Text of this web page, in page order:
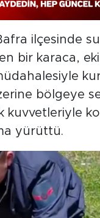
ilçesinde
bir karaca,
bölgeye
kuvvetleriyle
yürüttü.